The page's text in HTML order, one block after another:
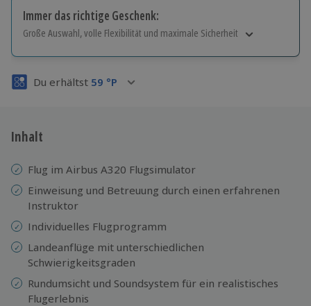
Immer das richtige Geschenk:
Große Auswahl, volle Flexibilität und maximale Sicherheit
Volle Flexibilität
3 Jahre gültig & verlängerbar.
Du erhältst 59 °P
Inhalt
Flug im Airbus A320 Flugsimulator
Einweisung und Betreuung durch einen erfahrenen
Instruktor
Individuelles Flugprogramm
Landeanflüge mit unterschiedlichen
Schwierigkeitsgraden
Rundumsicht und Soundsystem für ein realistisches
Flugerlebnis